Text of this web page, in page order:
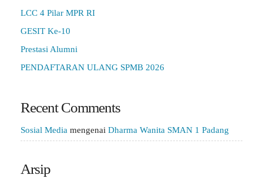
LCC 4 Pilar MPR RI
GESIT Ke-10
Prestasi Alumni
PENDAFTARAN ULANG SPMB 2026
Recent Comments
Sosial Media mengenai Dharma Wanita SMAN 1 Padang
Arsip